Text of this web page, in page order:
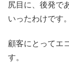
尻目に、後発で
いったわけです。
顧客にとってエ
す。